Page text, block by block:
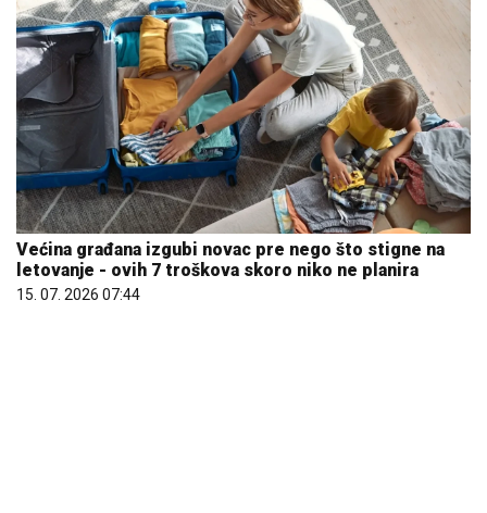
Većina građana izgubi novac pre nego što stigne na
letovanje - ovih 7 troškova skoro niko ne planira
15. 07. 2026 07:44